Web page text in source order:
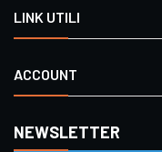
LINK UTILI
ACCOUNT
NEWSLETTER